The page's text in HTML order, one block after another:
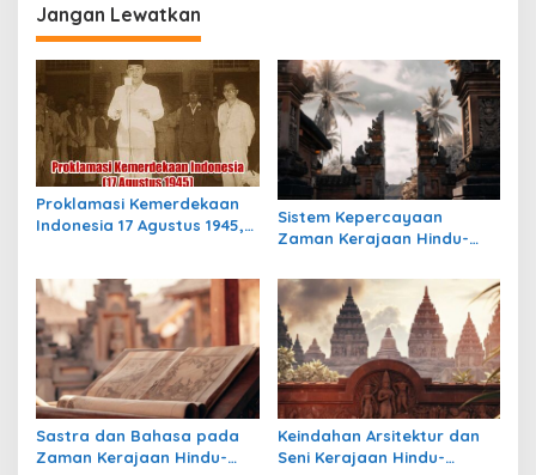
i
g
a
s
i
p
o
Jangan Lewatkan
Proklamasi Kemerdekaan
Indonesia 17 Agustus 1945,
Sistem Kepercayaan
Zaman Kerajaan Hindu-
Warisan Spiritual yang
Masih Bertahan
Sastra dan Bahasa pada
Zaman Kerajaan Hindu-
Keindahan Arsitektur dan
Seni Kerajaan Hindu-